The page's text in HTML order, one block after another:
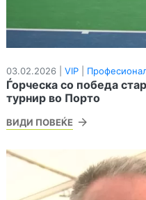
03.02.2026 | VIP
Ѓорческа со победа
турнир во Порто
ВИДИ ПОВЕЌЕ